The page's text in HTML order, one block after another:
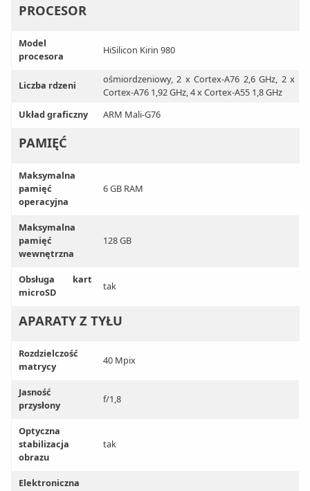
PROCESOR
Model
procesora
HiSilicon Kirin 980
Liczba rdzeni
ośmiordzeniowy, 2 x Cortex-A76 2,6 GHz, 2 x
Cortex-A76 1,92 GHz, 4 x Cortex-A55 1,8 GHz
Układ graficzny
ARM Mali-G76
PAMIĘĆ
Maksymalna
pamięć
operacyjna
6 GB RAM
Maksymalna
pamięć
wewnętrzna
128 GB
Obsługa kart
microSD
tak
APARATY Z TYŁU
Rozdzielczość
matrycy
40 Mpix
Jasność
przysłony
f/1,8
Optyczna
stabilizacja
obrazu
tak
Elektroniczna